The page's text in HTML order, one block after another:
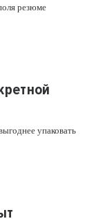
резюме
упаковать